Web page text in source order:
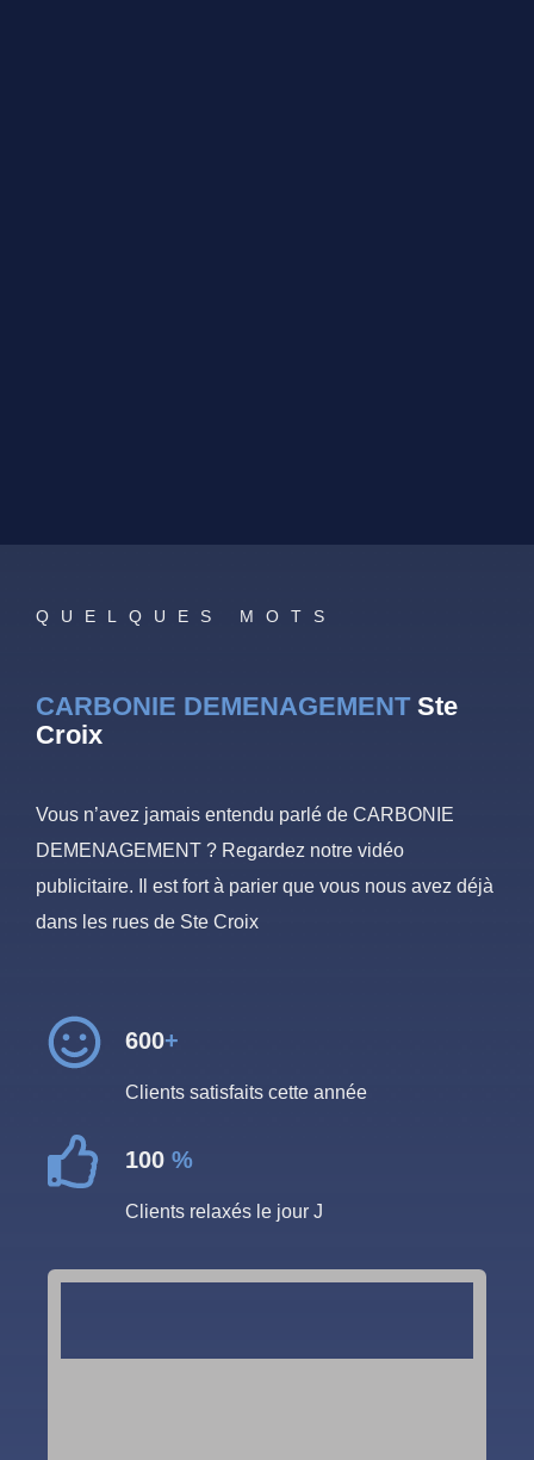
QUELQUES MOTS
CARBONIE DEMENAGEMENTSte
Croix
Vous n’avez jamais entendu parlé de CARBONIE
DEMENAGEMENT ? Regardez notre vidéo
publicitaire. Il est fort à parier que vous nous avez déjà
dans les rues de Ste Croix
600+
Clients satisfaits cette année
100 %
Clients relaxés le jour J